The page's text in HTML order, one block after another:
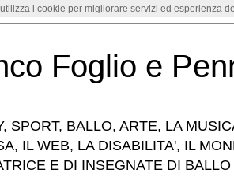
Foglio e
SPORT, BALLO, ARTE, LA
IL WEB, LA DISABILITA', IL
E DI INSEGNATE DI BALLO
i cookie per migliorare servizi ed esperienza